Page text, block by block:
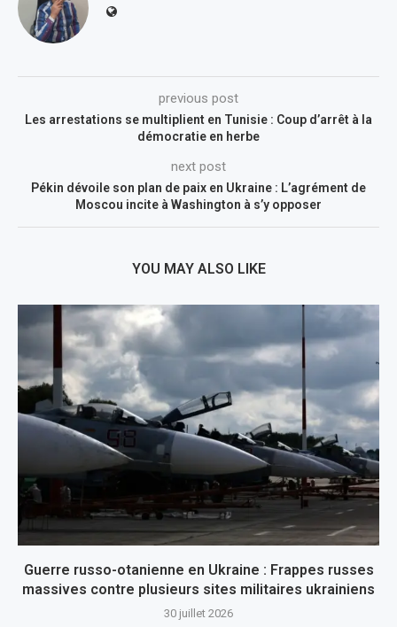
previous post
Les arrestations se multiplient en Tunisie : Coup d’arrêt à la
démocratie en herbe
next post
Pékin dévoile son plan de paix en Ukraine : L’agrément de
Moscou incite à Washington à s’y opposer
YOU MAY ALSO LIKE
Guerre russo-otanienne en Ukraine : Frappes russes
massives contre plusieurs sites militaires ukrainiens
30 juillet 2026